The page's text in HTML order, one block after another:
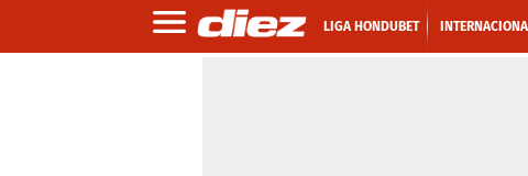
LIGA HONDUBET